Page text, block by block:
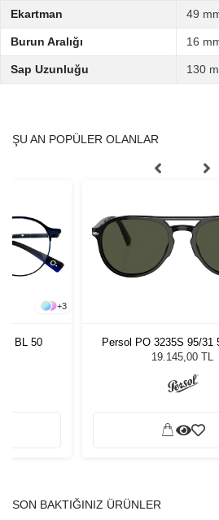
Ekartman 49
Burun Aralığı 16
Sap Uzunluğu 130
ŞU AN POPÜLER OLANLAR
+3
BL 50
Persol PO 3235S 95/31
Güneş Gözlüğü
19.145,00 TL
SON BAKTIĞINIZ ÜRÜNLER